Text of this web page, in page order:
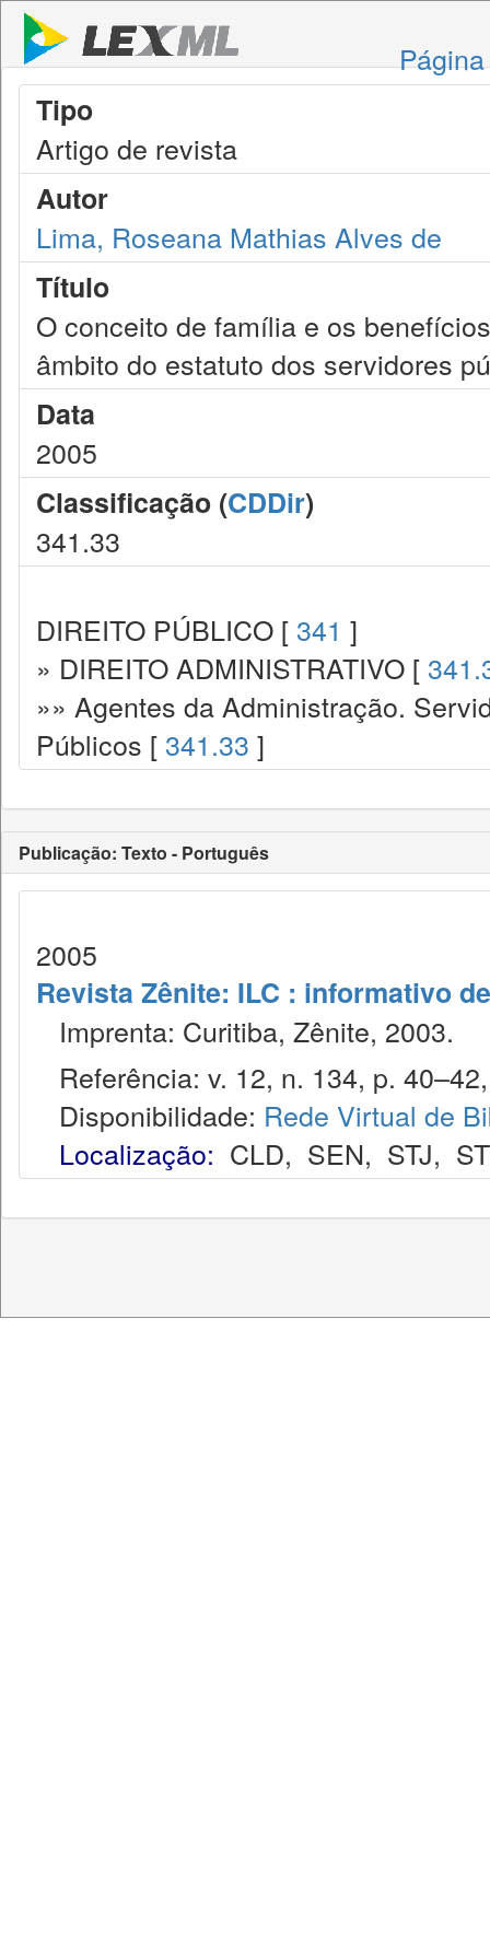
Tipo
Artigo de revista
Autor
Lima, Roseana Mathias Alves de
Título
O conceito de família e os
âmbito do estatuto dos servidores
Data
2005
Classificação (CDDir)
341.33
DIREITO PÚBLICO [ 341 ]
» DIREITO ADMINISTRATIVO [
»» Agentes da Administração.
Públicos [ 341.33 ]
Publicação: Texto - Português
2005
Revista Zênite: ILC : informativo
Imprenta: Curitiba, Zênite, 2003.
Referência: v. 12, n. 134, p.
Disponibilidade: Rede Virtual de
Localização: CLD, SEN, STJ,